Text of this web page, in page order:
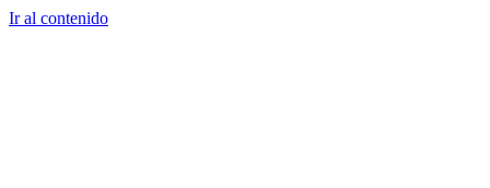
Ir al contenido